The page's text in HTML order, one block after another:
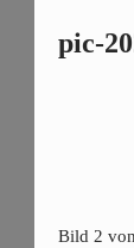
pic-
Bild 2